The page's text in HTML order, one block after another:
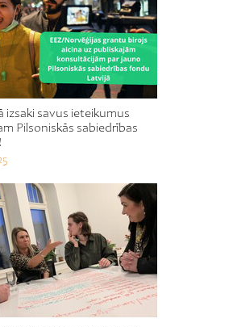
izsaki savus ieteikumus
Pilsoniskās sabiedrības